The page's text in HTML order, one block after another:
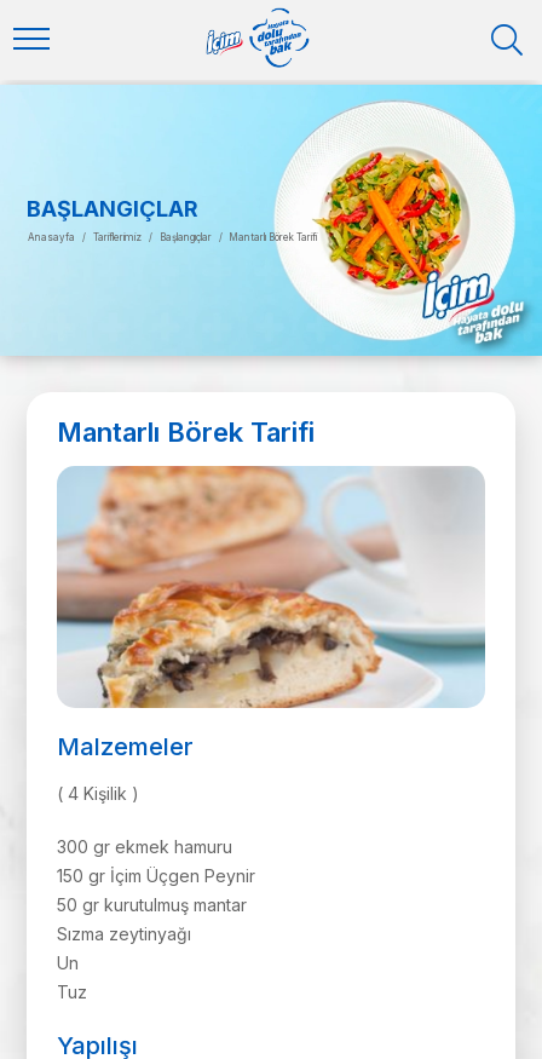
BAŞLANGIÇLAR
Anasayfa / Tariflerimiz / Başlangıçlar / Mantarlı Börek Tarifi
Mantarlı Börek Tarifi
Malzemeler
( 4 Kişilik )
300 gr ekmek hamuru
150 gr İçim Üçgen Peynir
50 gr kurutulmuş mantar
Sızma zeytinyağı
Un
Tuz
Yapılışı